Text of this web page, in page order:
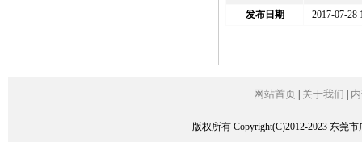
发布日期
2017-07-28
网站首页 关于我们
版权所有 Copyright(C)2012-2023 东莞